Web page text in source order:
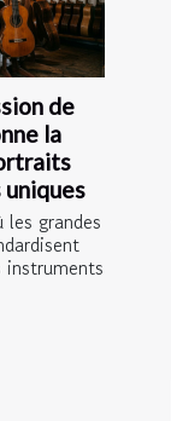
de
la
les grandes
instruments